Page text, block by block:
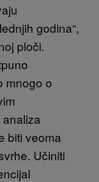
godina“,
ploči.
mnogo o
biti veoma
Učiniti